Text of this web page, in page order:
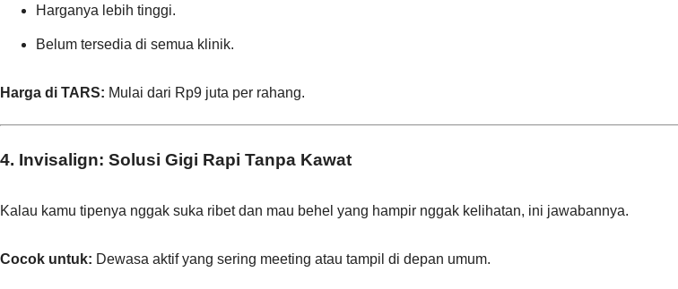
Harganya lebih tinggi.
Belum tersedia di semua klinik.
Harga di TARS: Mulai dari Rp9 juta per rahang.
4. Invisalign: Solusi Gigi Rapi Tanpa Kawat
Kalau kamu tipenya nggak suka ribet dan mau behel yang hampir nggak kelihatan, ini jawabannya.
Cocok untuk: Dewasa aktif yang sering meeting atau tampil di depan umum.